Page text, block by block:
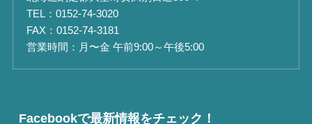
TEL：0152-74-3020
FAX：0152-74-3181
営業時間：月〜金 午前9:00～午後5:00
Facebookで最新情報をチェック！